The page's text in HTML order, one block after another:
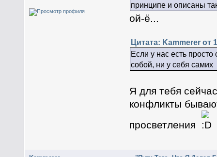
принципе и описаны
ой-ё...
Цитата: Kammerer от
Если у нас есть
собой, ни у себя самих
Я для тебя
конфликты
просветления